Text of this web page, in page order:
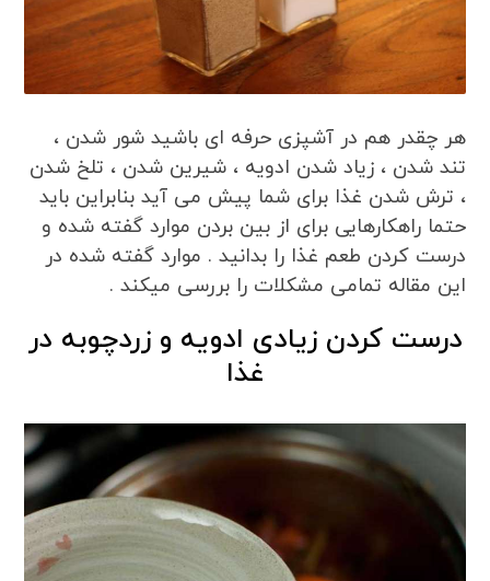
هر چقدر هم در آشپزی حرفه ای باشید شور شدن ،
تند شدن ، زیاد شدن ادویه ، شیرین شدن ، تلخ شدن
، ترش شدن غذا برای شما پیش می آید بنابراین باید
حتما راهکارهایی برای از بین بردن موارد گفته شده و
درست کردن طعم غذا را بدانید . موارد گفته شده در
این مقاله تمامی مشکلات را بررسی میکند .
درست کردن زیادی ادویه و زردچوبه در
غذا